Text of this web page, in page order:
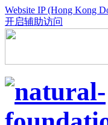
Website IP (Hong Kong
开启辅助访问